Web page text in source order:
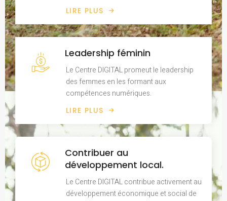
LIRE PLUS
Leadership féminin
Le Centre DIGITAL promeut le leadership
des femmes en les formant aux
compétences numériques.
LIRE PLUS
Contribuer au
développement local.
Le Centre DIGITAL contribue activement au
développement économique et social de